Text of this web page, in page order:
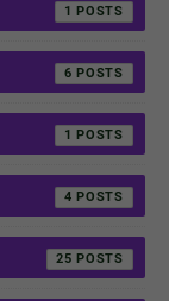
1
6
1
4
25